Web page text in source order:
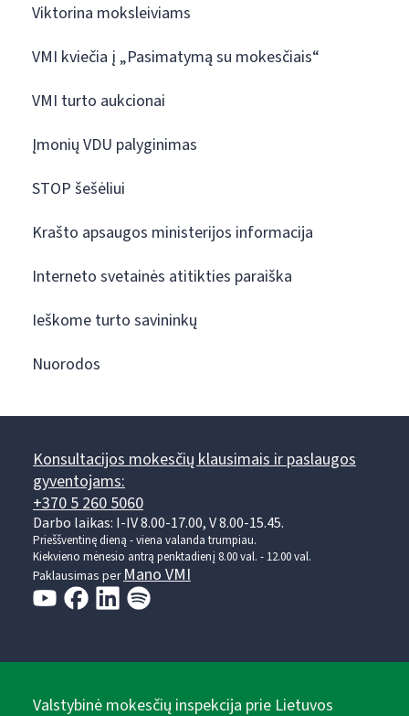
Viktorina moksleiviams
VMI kviečia į „Pasimatymą su mokesčiais“
VMI turto aukcionai
Įmonių VDU palyginimas
STOP šešėliui
Krašto apsaugos ministerijos informacija
Interneto svetainės atitikties paraiška
Ieškome turto savininkų
Nuorodos
Konsultacijos mokesčių klausimais ir paslaugos
gyventojams:
+370 5 260 5060
Darbo laikas: I-IV 8.00-17.00, V 8.00-15.45.
Prieššventinę dieną - viena valanda trumpiau.
Kiekvieno mėnesio antrą penktadienį 8.00 val. - 12.00 val.
Paklausimas per Mano VMI
Valstybinė mokesčių inspekcija prie Lietuvos